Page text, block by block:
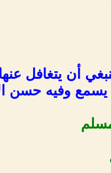
أن يتغافل
يسمع وفيه حسن